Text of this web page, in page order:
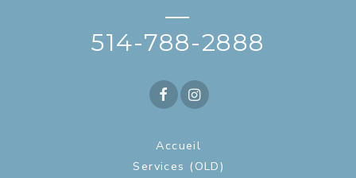
—
514-788-2888
Accueil
Services (OLD)